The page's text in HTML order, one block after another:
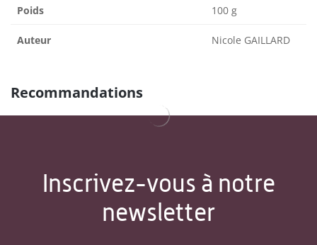
Poids 100 g
Auteur Nicole GAILLARD
Recommandations
Inscrivez-vous à notre
newsletter